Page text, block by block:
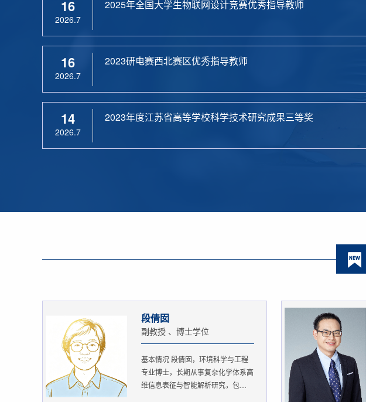
16
2026.7
2025年全国大学生物联网设计竞赛优秀指导教师
16
2026.7
2023研电赛西北赛区优秀指导教师
14
2026.7
2023年度江苏省高等学校科学技术研究成果三等奖
段倩囡
副教授 、博士学位
基本情况 段倩囡，环境科学与工程
专业博士，长期从事复杂化学体系高
维信息表征与智能解析研究，包